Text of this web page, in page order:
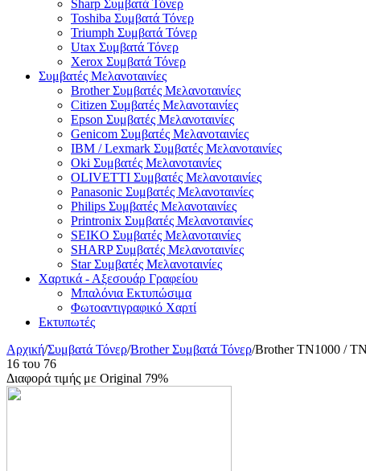
Sharp Συμβατά Τόνερ
Toshiba Συμβατά Τόνερ
Triumph Συμβατά Τόνερ
Utax Συμβατά Τόνερ
Xerox Συμβατά Τόνερ
Συμβατές Μελανοταινίες
Brother Συμβατές Μελανοταινίες
Citizen Συμβατές Μελανοταινίες
Epson Συμβατές Μελανοταινίες
Genicom Συμβατές Μελανοταινίες
IBM / Lexmark Συμβατές Μελανοταινίες
Oki Συμβατές Μελανοταινίες
OLIVETTI Συμβατές Μελανοταινίες
Panasonic Συμβατές Μελανοταινίες
Philips Συμβατές Μελανοταινίες
Printronix Συμβατές Μελανοταινίες
SEIKO Συμβατές Μελανοταινίες
SHARP Συμβατές Μελανοταινίες
Star Συμβατές Μελανοταινίες
Χαρτικά - Αξεσουάρ Γραφείου
Μπαλόνια Εκτυπώσιμα
Φωτοαντιγραφικό Χαρτί
Εκτυπωτές
Αρχική/Συμβατά Τόνερ/Brother Συμβατά Τόνερ/Brother TN1000 /
16 του 76
Διαφορά τιμής με Original 79%